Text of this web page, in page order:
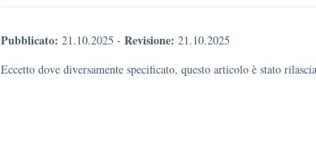
Pubblicato: 21.10.2025 - Revisione: 21.10.2025
Eccetto dove diversamente specificato, questo articolo è stato